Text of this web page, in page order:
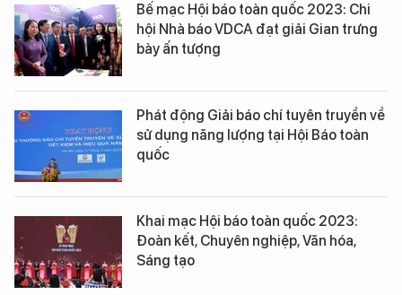
Bế mạc Hội báo toàn quốc 2023: Chi
hội Nhà báo VDCA đạt giải Gian trưng
bày ấn tượng
Phát động Giải báo chí tuyên truyền về
sử dụng năng lượng tại Hội Báo toàn
quốc
Khai mạc Hội báo toàn quốc 2023:
Đoàn kết, Chuyên nghiệp, Văn hóa,
Sáng tạo